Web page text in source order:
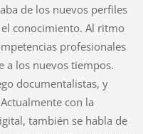
de los nuevos perfiles
conocimiento. Al ritmo
profesionales
a los nuevos tiempos.
documentalistas, y
con la
también se habla de